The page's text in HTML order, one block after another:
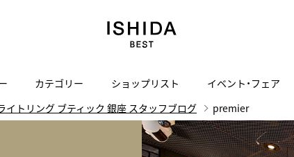
I J K L M N O
買取り・下取り・委託サービスについて
検索
カテゴリー ショップリスト
ISHIDA表参道
イベント・フェア
会社概要 サービス
店の予約 オンライン相談
イトリング ブティック 銀座 スタッフブログ premier